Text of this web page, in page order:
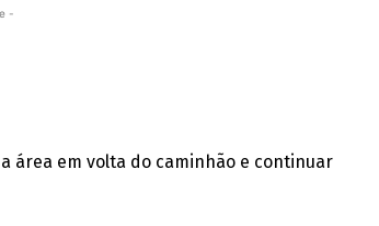
-
área em volta do caminhão e continuar